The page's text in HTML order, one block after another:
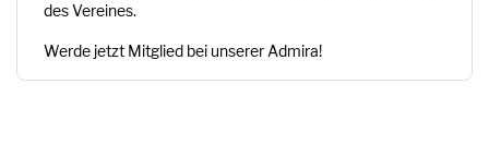
des Vereines.
Werde jetzt Mitglied bei unserer Admira!